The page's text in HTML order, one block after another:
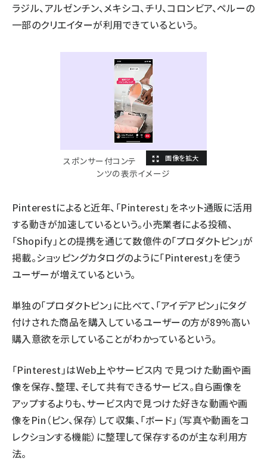
ラジル、アルゼンチン、メキシコ、チリ、コロンビア、ペルーの
一部のクリエイターが利用できているという。
スポンサー付コンテ
ンツの表示イメージ
Pinterestによると近年、「Pinterest」をネット通販に活用
する動きが加速しているという。小売業者による投稿、
「Shopify」との提携を通じて数億件の「プロダクトピン」が
掲載。ショッピングカタログのように「Pinterest」を使う
ユーザーが増えているという。
単独の「プロダクトピン」に比べて、「アイデアピン」にタグ
付けされた商品を購入しているユーザーの方が89%高い
購入意欲を示していることがわかっているという。
「Pinterest」はWeb上やサービス内 で見つけた動画や画
像を保存、整理、そして共有できるサービス。自ら画像を
アップするよりも、サービス内で見つけた好きな動画や画
像をPin（ピン、保存）して収集、「ボード」（写真や動画をコ
レクションする機能）に整理して保存するのが主な利用方
法。